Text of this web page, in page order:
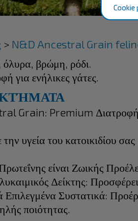
Cookie
> N&D Ancestral Grain
βρώμη, ρόδι.
για ενήλικες γάτες.
Grain: Premium Διατροφή
την υγεία του κατοικιδίου
είναι Ζωικής
Δείκτης: Προσφέρει
Επιλεγμένα Συστατικά:
ποιότητας.